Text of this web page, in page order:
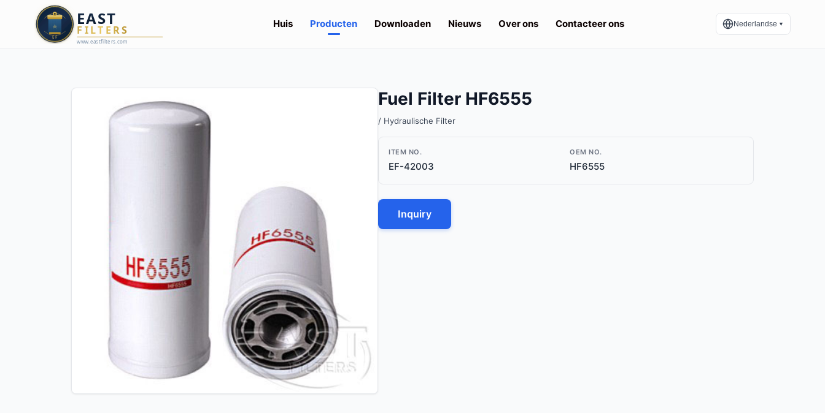
Huis Producten Downloaden Nieuws Over ons Contacteer ons Nederlandse ▼
Fuel Filter HF6555
/ Hydraulische Filter
ITEM NO.
EF-42003
OEM NO.
HF6555
Inquiry